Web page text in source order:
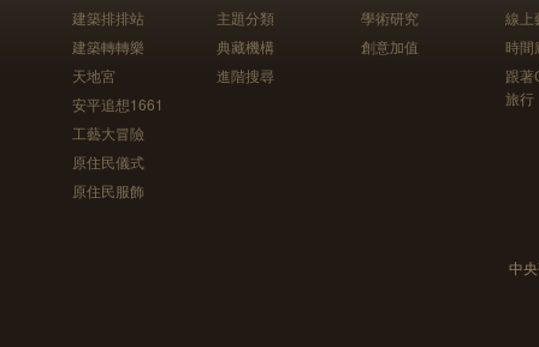
建築排排站
建築轉轉樂
天地宮
安平追想1661
工藝大冒險
原住民儀式
原住民服飾
主題分類
典藏機構
進階搜尋
學術研究
創意加值
線上
時間
跟
旅行
中